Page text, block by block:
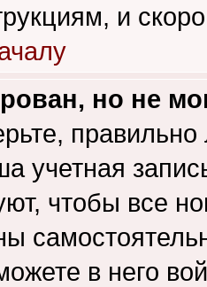
и
но не
учетная
чтобы все
в него